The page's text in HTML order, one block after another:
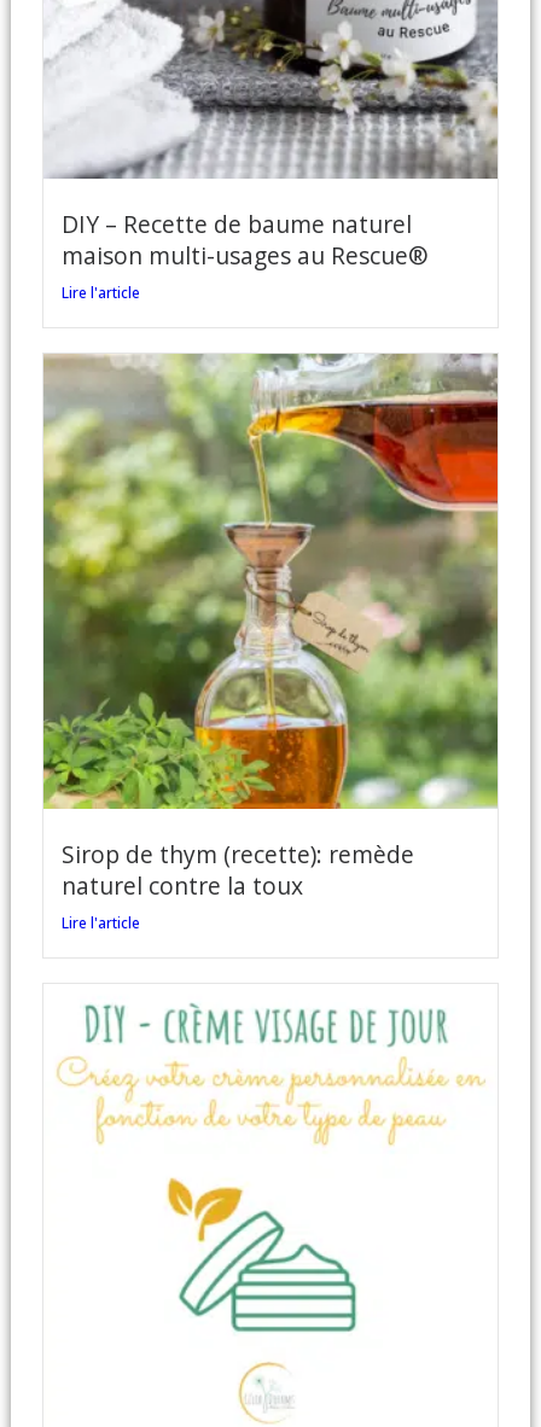
DIY – Recette de baume naturel
maison multi-usages au Rescue®
Lire l'article
Sirop de thym (recette): remède
naturel contre la toux
Lire l'article